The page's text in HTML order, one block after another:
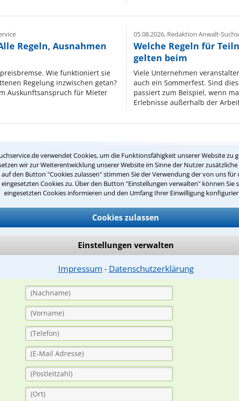
verwendet Cookies, um die Funktionsfähigkeit unserer Website zu
wir zur Weiterentwicklung unserer Website im Sinne der Nutzer
auf den Button "Cookies zulassen" stimmen Sie der Verwendung der von uns für
eingesetzten Cookies zu. Über den Button "Einstellungen verwalten" können Sie
eingesetzten Cookies informieren und den Umfang Ihrer Einwilligung
Cookies zulassen
Einstellungen verwalten
Impressum ⁃ Datenschutzerklärung
Regeln, Ausnahmen
Wie funktioniert sie
Regelung inzwischen getan?
Auskunftsanspruch für Mieter
05.08.2026,Redaktion Anwalt-
Welche Regeln für
gelten beim
Viele Unternehmen
auch ein Sommerfest. Sind
passiert zum Beispiel, wenn
Erlebnisse außerhalb der
Teste Dein Rechtswissen
Anschließend werden sich spezialisierte Rechtsanwälte bei
durch einen Anwalt ist für Sie kostenlos.